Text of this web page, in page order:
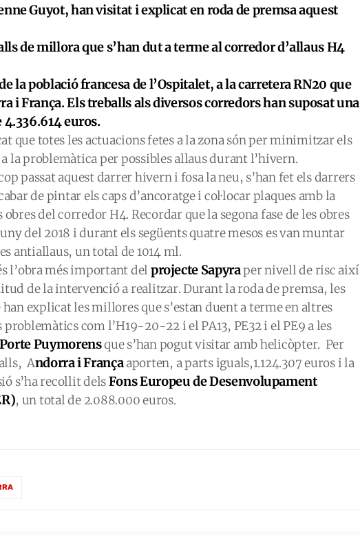
Guyot, han visitat i explicat en roda de premsa aquest
de millora que s’han dut a terme al corredor d’allaus H4
la població francesa de l’Ospitalet, a la carretera RN20 que
i França. Els treballs als diversos corredors han suposat una
euros.
que totes les actuacions fetes a la zona són per minimitzar els
a la problemàtica per possibles allaus durant l’hivern.
passat aquest darrer hivern i fosa la neu, s’han fet els darrers
de pintar els caps d’ancoratge i col·locar plaques amb la
del corredor H4. Recordar que la segona fase de les obres
del 2018 i durant els següents quatre mesos es van muntar
antiallaus, un total de 1014 ml.
l’obra més important del projecte Sapyraper nivell de risc així
de la intervenció a realitzar. Durant la roda de premsa, les
explicat les millores que s’estan duent a terme en altres
com l’H19-20-22 i el PA13, PE32 i el PE9 a les
Puymorensque s’han pogut visitar amb helicòpter. Per
Andorra i Françaaporten, a parts iguals,1.124.307 euros i la
s’ha recollit delsFons Europeu de Desenvolupament
, un total de 2.088.000 euros.